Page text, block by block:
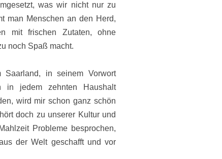
was wir nicht nur zu
man Menschen an den Herd,
mit frischen Zutaten, ohne
noch Spaß macht.
in seinem Vorwort
in jedem zehnten Haushalt
wird mir schon ganz schön
doch zu unserer Kultur und
Probleme besprochen,
der Welt geschafft und vor